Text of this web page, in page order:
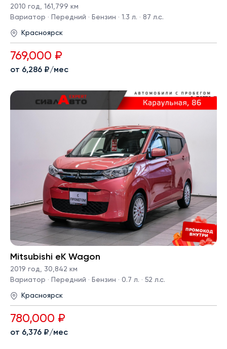
2010 год, 161,799 км
Вариатор · Передний · Бензин · 1.3 л. · 87 л.с.
Красноярск
769,000 ₽
от 6,286 ₽/мес
Mitsubishi eK Wagon
2019 год, 30,842 км
Вариатор · Передний · Бензин · 0.7 л. · 52 л.с.
Красноярск
780,000 ₽
от 6,376 ₽/мес